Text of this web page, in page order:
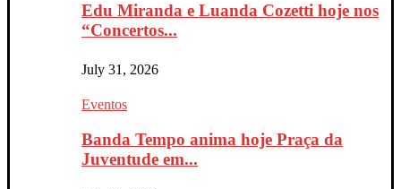
Edu Miranda e Luanda Cozetti hoje nos
“Concertos...
July 31, 2026
Eventos
Banda Tempo anima hoje Praça da
Juventude em...